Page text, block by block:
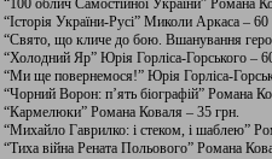
“100 облич Самостійної України” Романа
“Історія України-Русі” Миколи Аркаса – 60
“Свято, що кличе до бою. Вшанування
“Холодний Яр” Юрія Горліса-Горського –
“Ми ще повернемося!” Юрія Горліса-
“Чорний Ворон: п’ять біографій” Романа
“Кармелюки” Романа Коваля – 35 грн.
“Михайло Гаврилко: і стеком, і шаблею”
“Тиха війна Рената Польового” Романа